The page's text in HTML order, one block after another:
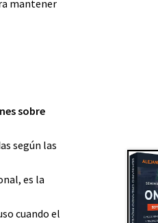
mantener
sobre
según las
es la
cuando el